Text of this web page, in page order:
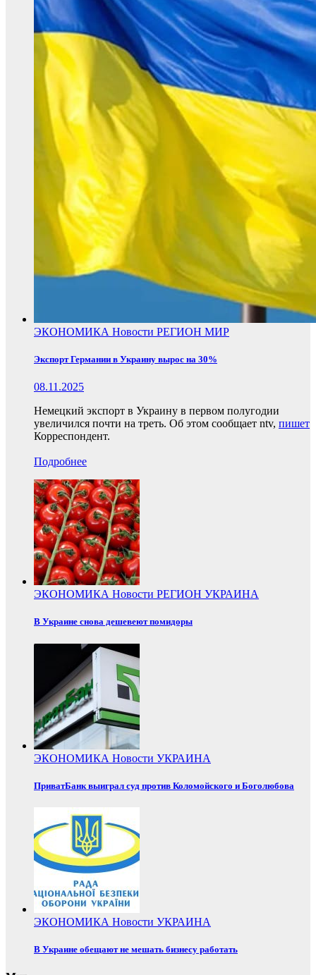
ЭКОНОМИКА Новости РЕГИОН МИР
Экспорт Германии в Украину вырос на 30%
08.11.2025
Немецкий экспорт в Украину в первом полугодии
увеличился почти на треть. Об этом сообщает ntv, пишет
Корреспондент.
Подробнее
ЭКОНОМИКА Новости РЕГИОН УКРАИНА
В Украине снова дешевеют помидоры
ЭКОНОМИКА Новости УКРАИНА
ПриватБанк выиграл суд против Коломойского и Боголюбова
ЭКОНОМИКА Новости УКРАИНА
В Украине обещают не мешать бизнесу работать